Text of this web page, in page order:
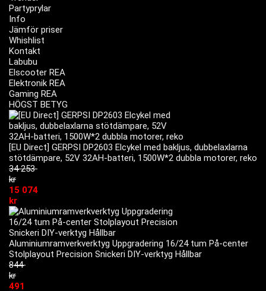
Partyprylar
Info
Jämför priser
Whishlist
Kontakt
Labubu
Elscooter REA
Elektronik REA
Gaming REA
HÖGST BETYG
[EU Direct] GERPSI DP2603 Elcykel med bakljus, dubbelaxlarna
stötdämpare, 52V 32AH-batteri, 1500W*2 dubbla motorer, reko
34 253
kr
15 074
kr
Aluminiumramverkverktyg Uppgradering 16/24 tum På-center
Stolplayout Precision Snickeri DIY-verktyg Hållbar
844
kr
491